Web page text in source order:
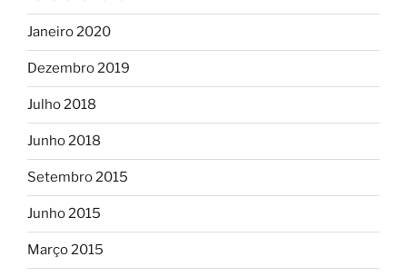
Janeiro 2020
Dezembro 2019
Julho 2018
Junho 2018
Setembro 2015
Junho 2015
Março 2015